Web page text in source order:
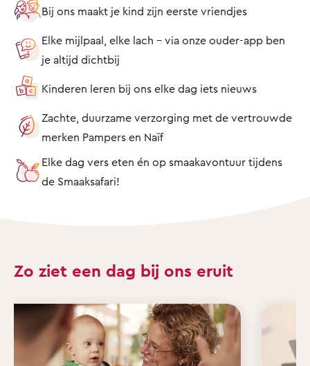
Bij ons maakt je kind zijn eerste vriendjes
Elke mijlpaal, elke lach – via onze ouder-app ben
je altijd dichtbij
Kinderen leren bij ons elke dag iets nieuws
Zachte, duurzame verzorging met de vertrouwde
merken Pampers en Naïf
Elke dag vers eten én op smaakavontuur tijdens
de Smaaksafari!
Zo ziet een dag bij ons eruit